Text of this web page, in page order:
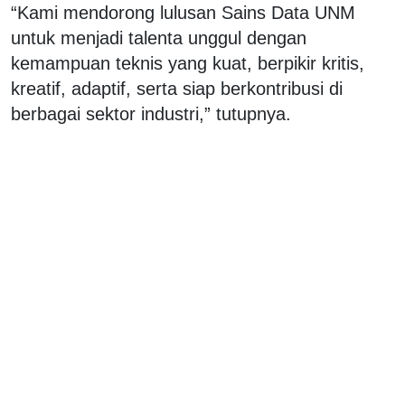
“Kami mendorong lulusan Sains Data UNM
untuk menjadi talenta unggul dengan
kemampuan teknis yang kuat, berpikir kritis,
kreatif, adaptif, serta siap berkontribusi di
berbagai sektor industri,” tutupnya.